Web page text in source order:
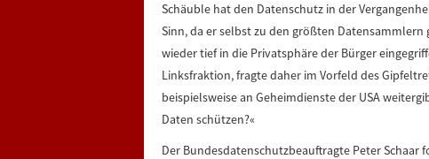
Schäuble hat den Datenschutz in der
Sinn, da er selbst zu den größten
wieder tief in die Privatsphäre der Bürger
Linksfraktion, fragte daher im Vorfeld des
beispielsweise an Geheimdienste der USA
Daten schützen?«
Der Bundesdatenschutzbeauftragte Peter Schaar